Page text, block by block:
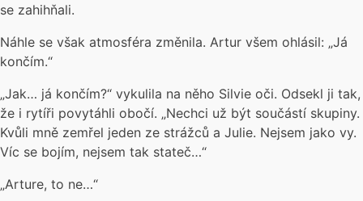
se zahihňali.
Náhle se však atmosféra změnila. Artur všem ohlásil: „Já
končím.“
„Jak… já končím?“ vykulila na něho Silvie oči. Odsekl ji tak,
že i rytíři povytáhli obočí. „Nechci už být součástí skupiny.
Kvůli mně zemřel jeden ze strážců a Julie. Nejsem jako vy.
Víc se bojím, nejsem tak stateč…“
„Arture, to ne…“